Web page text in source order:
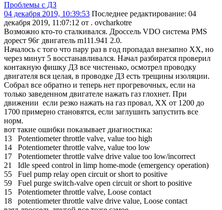
Проблемы с ДЗ
04 декабря 2019, 10:39:53 Последнее редактирование: 04
декабря 2019, 11:07:12 от . ovcharkotre
Возможно кто-то сталкивался. Дроссель VDO система PMS
дорест 96г двигатель m111.941 2.0.
Началось с того что пару раз в год пропадал внезапно ХХ, но
через минут 5 восстанавливался. Начал разбиратся проверил
контакную фишку ДЗ все чистенько, осмотрел проводку
двигателя вся целая, в проводке ДЗ есть трещины изоляции.
Собрал все обратно и теперь нет прогревочных, если на
только заведенном двигателе нажать газ глохнет. При
движении если резко нажать на газ провал, ХХ от 1200 до
1700 примерно становятся, если заглушить запустить все
норм.
вот такие ошибки показывает диагностика:
13 Potentiometer throttle valve, value too high
14 Potentiometer throttle valve, value too low
17 Potentiometer throttle valve drive value too low/incorrect
21 Idle speed control in limp home-mode (emergency operation)
55 Fuel pump relay open circuit or short to positive
59 Fuel purge switch-valve open circuit or short to positive
15 Potentiometer throttle valve, Loose contact
18 potentiometer throttle valve drive value, Loose contact